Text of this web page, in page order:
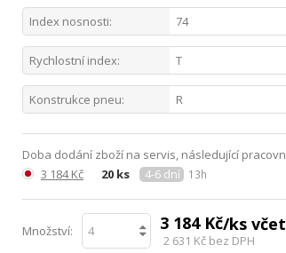
Index nosnosti: 74
Rychlostní index: T
Konstrukce pneu: R
Doba dodání zboží na servis, následující
3 184 Kč
20 ks 4-6 dní 13h
Množství: 3 184 Kč/ks
2 631 Kč bez DPH